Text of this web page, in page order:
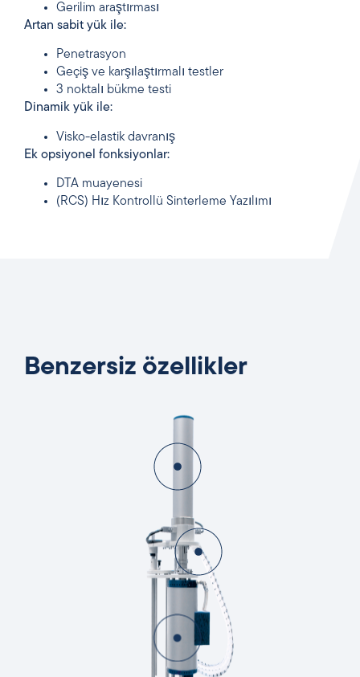
Gerilim araştırması
Artan sabit yük ile:
Penetrasyon
Geçiş ve karşılaştırmalı testler
3 noktalı bükme testi
Dinamik yük ile:
Visko-elastik davranış
Ek opsiyonel fonksiyonlar:
DTA muayenesi
(RCS) Hız Kontrollü Sinterleme Yazılımı
Benzersiz özellikler